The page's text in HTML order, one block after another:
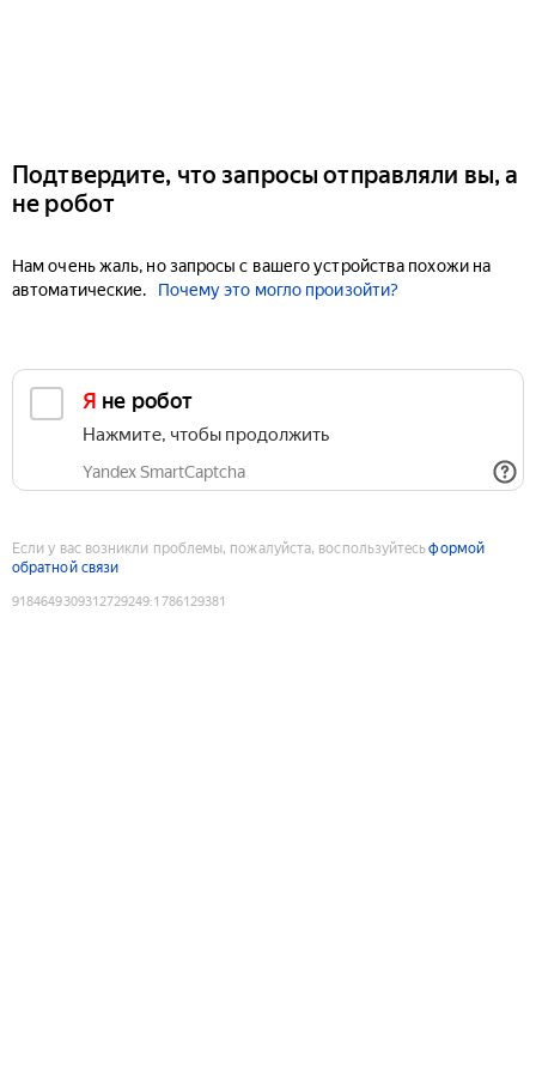
Подтвердите, что запросы отправляли вы, а
не робот
Нам очень жаль, но запросы с вашего устройства похожи на
автоматические.
Почему это могло произойти?
Я не робот
Нажмите, чтобы продолжить
Yandex SmartCaptcha
Если у вас возникли проблемы, пожалуйста, воспользуйтесьформой
обратной связи
9184649309312729249:1786129381